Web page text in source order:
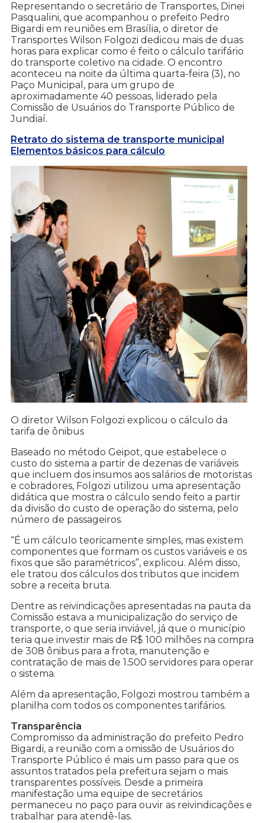
Representando o secretário de Transportes, Dinei
Pasqualini, que acompanhou o prefeito Pedro
Bigardi em reuniões em Brasília, o diretor de
Transportes Wilson Folgozi dedicou mais de duas
horas para explicar como é feito o cálculo tarifário
do transporte coletivo na cidade. O encontro
aconteceu na noite da última quarta-feira (3), no
Paço Municipal, para um grupo de
aproximadamente 40 pessoas, liderado pela
Comissão de Usuários do Transporte Público de
Jundiaí.
Retrato do sistema de transporte municipal
Elementos básicos para cálculo
O diretor Wilson Folgozi explicou o cálculo da
tarifa de ônibus
Baseado no método Geipot, que estabelece o
custo do sistema a partir de dezenas de variáveis
que incluem dos insumos aos salários de motoristas
e cobradores, Folgozi utilizou uma apresentação
didática que mostra o cálculo sendo feito a partir
da divisão do custo de operação do sistema, pelo
número de passageiros.
“É um cálculo teoricamente simples, mas existem
componentes que formam os custos variáveis e os
fixos que são paramétricos”, explicou. Além disso,
ele tratou dos cálculos dos tributos que incidem
sobre a receita bruta.
Dentre as reivindicações apresentadas na pauta da
Comissão estava a municipalização do serviço de
transporte, o que seria inviável, já que o município
teria que investir mais de R$ 100 milhões na compra
de 308 ônibus para a frota, manutenção e
contratação de mais de 1.500 servidores para operar
o sistema.
Além da apresentação, Folgozi mostrou também a
planilha com todos os componentes tarifários.
Transparência
Compromisso da administração do prefeito Pedro
Bigardi, a reunião com a omissão de Usuários do
Transporte Público é mais um passo para que os
assuntos tratados pela prefeitura sejam o mais
transparentes possíveis. Desde a primeira
manifestação uma equipe de secretários
permaneceu no paço para ouvir as reivindicações e
trabalhar para atendê-las.